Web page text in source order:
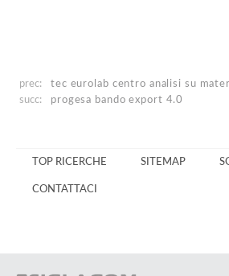
prec: tec eurolab centro analisi su
succ:
progesa bando export 4.0
TOP RICERCHE SITEMAP
CONTATTACI